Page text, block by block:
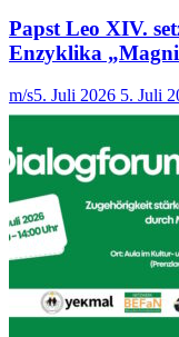
Papst Leo XIV.
Enzyklika
m/s5. Juli 2026 5. Juli